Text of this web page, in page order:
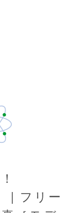
！